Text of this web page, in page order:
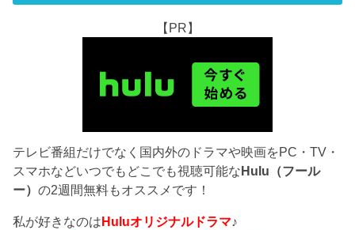
【PR】
テレビ番組だけでなく国内外のドラマや映画をPC・TV・
スマホなどいつでもどこでも視聴可能なHulu（フール
ー）の2週間無料もオススメです！
私が好きなのは Huluオリジナルドラマ♪